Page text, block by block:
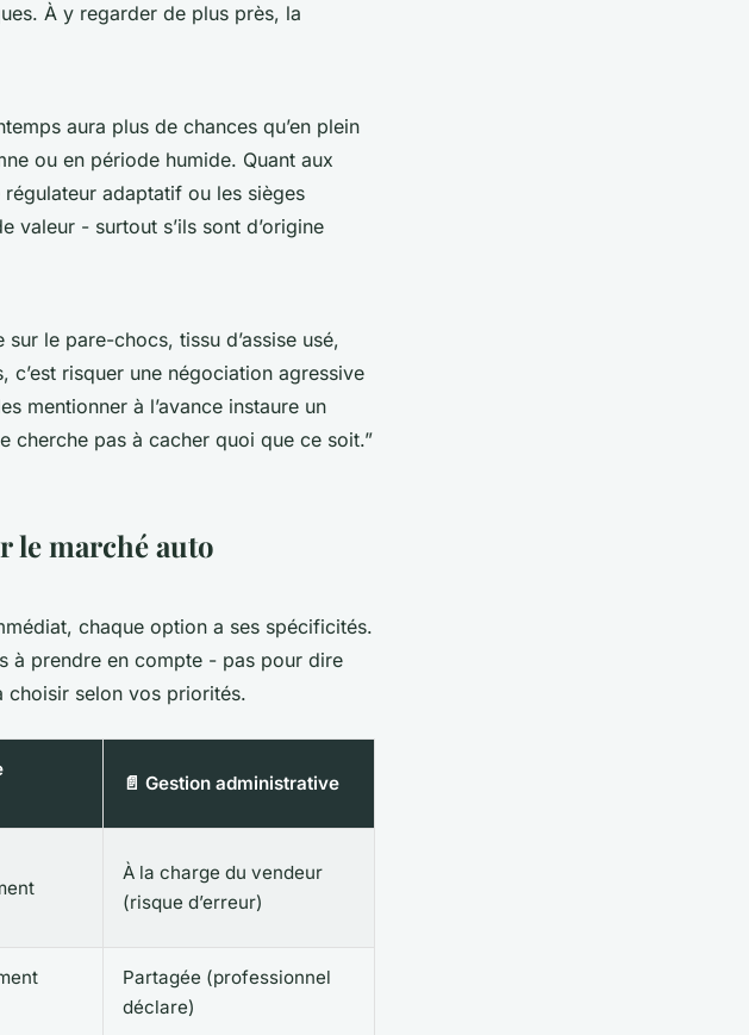
À y regarder de plus près, la
aura plus de chances qu’en plein
ou en période humide. Quant aux
adaptatif ou les sièges
valeur - surtout s’ils sont d’origine
le pare-chocs, tissu d’assise usé,
risquer une négociation agressive
mentionner à l’avance instaure un
cherche pas à cacher quoi que ce soit.”
le marché auto
chaque option a ses spécificités.
à prendre en compte - pas pour dire
choisir selon vos priorités.
📄 Gestion administrative
À la charge du vendeur
(risque d’erreur)
Partagée (professionnel
déclare)